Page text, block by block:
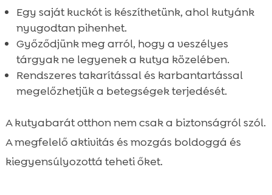
Egy saját kuckót is készíthetünk, ahol kutyánk
nyugodtan pihenhet.
Győződjünk meg arról, hogy a veszélyes
tárgyak ne legyenek a kutya közelében.
Rendszeres takarítással és karbantartással
megelőzhetjük a betegségek terjedését.
A kutyabarát otthon nem csak a biztonságról szól.
A megfelelő aktivitás és mozgás boldoggá és
kiegyensúlyozottá teheti őket.